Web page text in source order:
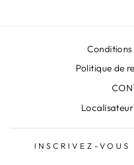
Politique de
INSCRIVEZ-VOUS